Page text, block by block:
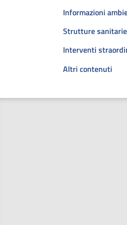
Informazioni
Strutture
Interventi
Altri contenuti